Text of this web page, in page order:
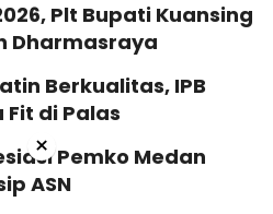
Plt Bupati Kuansing
Dharmasraya
Berkualitas, IPB
di Palas
Pemko Medan
ASN
×